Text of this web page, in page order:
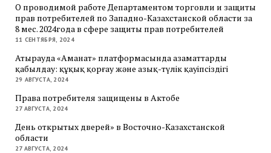
О проводимой работе Департаментом торговли и защиты
прав потребителей по Западно-Казахстанской области за
8 мес. 2024года в сфере защиты прав потребителей
11 СЕНТЯБРЯ, 2024
Атырауда «Аманат» платформасында азаматтарды
қабылдау: құқық қорғау және азық-түлік қауіпсіздігі
29 АВГУСТА, 2024
Права потребителя защищены в Актобе
27 АВГУСТА, 2024
День открытых дверей» в Восточно-Казахстанской
области
27 АВГУСТА, 2024